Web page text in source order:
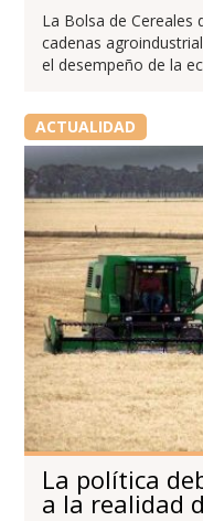
La Bolsa de Cereales
cadenas
el desempeño de la
ACTUALIDAD
La política
a la realidad